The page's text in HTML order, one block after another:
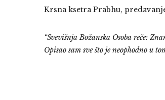
Krsna ksetra Prabhu,
“Svevišnja Božanska Osoba reče:
Opisao sam sve što je neophodno u